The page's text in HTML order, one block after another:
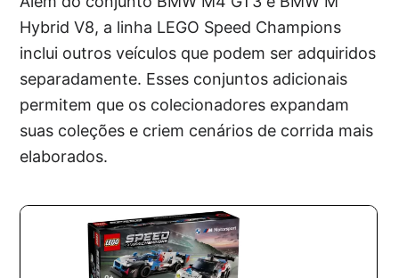
Hybrid V8, a linha LEGO Speed Champions
inclui outros veículos que podem ser adquiridos
separadamente. Esses conjuntos adicionais
permitem que os colecionadores expandam
suas coleções e criem cenários de corrida mais
elaborados.